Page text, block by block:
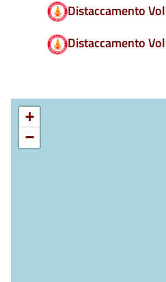
Distaccamento
Distaccamento
+
−